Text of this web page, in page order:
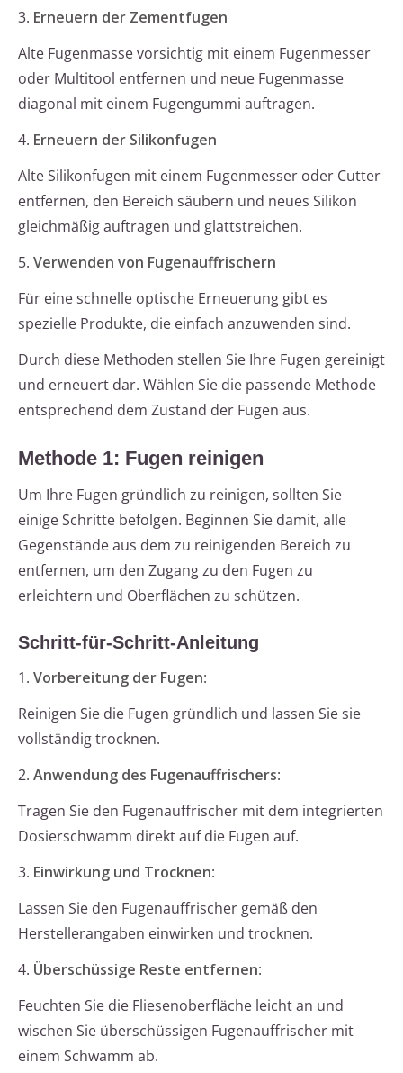
3. Erneuern der Zementfugen
Alte Fugenmasse vorsichtig mit einem Fugenmesser
oder Multitool entfernen und neue Fugenmasse
diagonal mit einem Fugengummi auftragen.
4. Erneuern der Silikonfugen
Alte Silikonfugen mit einem Fugenmesser oder Cutter
entfernen, den Bereich säubern und neues Silikon
gleichmäßig auftragen und glattstreichen.
5. Verwenden von Fugenauffrischern
Für eine schnelle optische Erneuerung gibt es
spezielle Produkte, die einfach anzuwenden sind.
Durch diese Methoden stellen Sie Ihre Fugen gereinigt
und erneuert dar. Wählen Sie die passende Methode
entsprechend dem Zustand der Fugen aus.
Methode 1: Fugen reinigen
Um Ihre Fugen gründlich zu reinigen, sollten Sie
einige Schritte befolgen. Beginnen Sie damit, alle
Gegenstände aus dem zu reinigenden Bereich zu
entfernen, um den Zugang zu den Fugen zu
erleichtern und Oberflächen zu schützen.
Schritt-für-Schritt-Anleitung
1. Vorbereitung der Fugen:
Reinigen Sie die Fugen gründlich und lassen Sie sie
vollständig trocknen.
2. Anwendung des Fugenauffrischers:
Tragen Sie den Fugenauffrischer mit dem integrierten
Dosierschwamm direkt auf die Fugen auf.
3. Einwirkung und Trocknen:
Lassen Sie den Fugenauffrischer gemäß den
Herstellerangaben einwirken und trocknen.
4. Überschüssige Reste entfernen:
Feuchten Sie die Fliesenoberfläche leicht an und
wischen Sie überschüssigen Fugenauffrischer mit
einem Schwamm ab.